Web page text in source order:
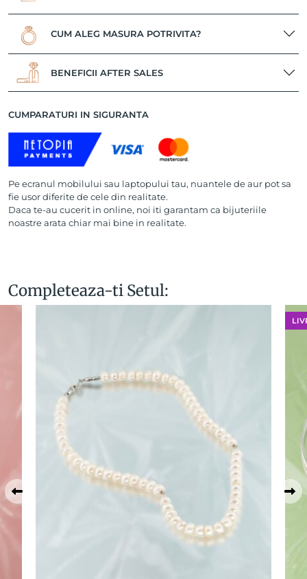
CUM ALEG MASURA POTRIVITA?
BENEFICII AFTER SALES
CUMPARATURI IN SIGURANTA
Pe ecranul mobilului sau laptopului tau, nuantele de aur pot sa
fie usor diferite de cele din realitate.
Daca te-au cucerit in online, noi iti garantam ca bijuteriile
noastre arata chiar mai bine in realitate.
Completeaza-ti Setul: